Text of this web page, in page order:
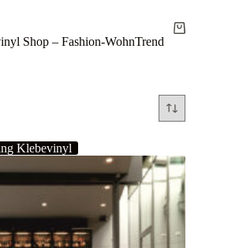
Shop – Fashion-WohnTrend
Warenkorb
Klebevinyl